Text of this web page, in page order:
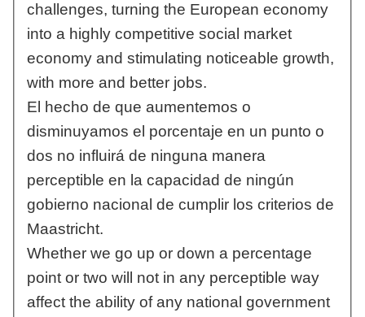
challenges, turning the European economy
into a highly competitive social market
economy and stimulating noticeable growth,
with more and better jobs.
El hecho de que aumentemos o
disminuyamos el porcentaje en un punto o
dos no influirá de ninguna manera
perceptible en la capacidad de ningún
gobierno nacional de cumplir los criterios de
Maastricht.
Whether we go up or down a percentage
point or two will not in any perceptible way
affect the ability of any national government